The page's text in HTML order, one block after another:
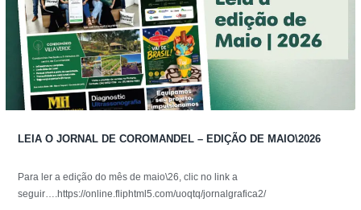
LEIA O JORNAL DE COROMANDEL – EDIÇÃO DE MAIO\2026
Para ler a edição do mês de maio\26, clic no link a
seguir….https://online.fliphtml5.com/uoqtq/jornalgrafica2/